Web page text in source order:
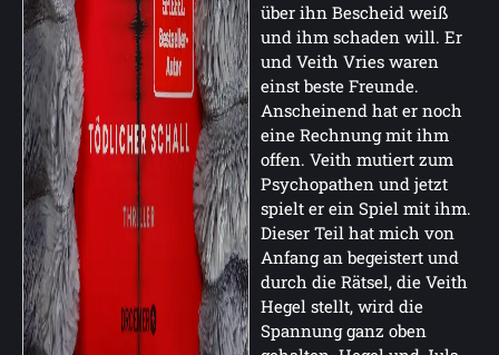
über ihn Bescheid weiß
und ihm schaden will. Er
und Veith Vries waren
einst beste Freunde.
Anscheinend hat er noch
eine Rechnung mit ihm
offen. Veith mutiert zum
Psychopathen und jetzt
spielt er ein Spiel mit ihm.
Dieser Teil hat mich von
Anfang an begeistert und
durch die Rätsel, die Veith
Hegel stellt, wird die
Spannung ganz oben